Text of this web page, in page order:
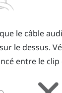
le câble
le dessus.
entre le clip